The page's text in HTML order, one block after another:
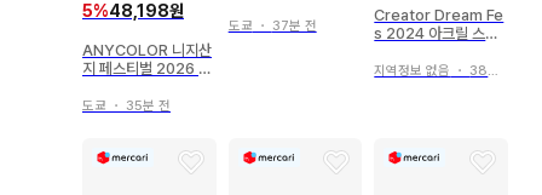
5%48,198원
ANYCOLOR 니지산
지 페스티벌 2026 니
클래스 저지 아크릴 스
도쿄 ・ 35분 전
도쿄 ・ 37분 전
Creator Dream Fe
s 2024 아크릴 스탠
지역정보 없음 ・ 38분 전